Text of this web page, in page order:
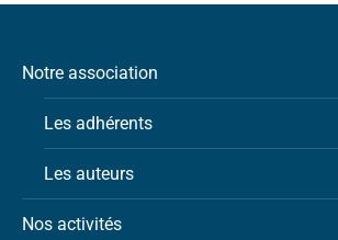
Notre association
Les adhérents
Les auteurs
Nos activités